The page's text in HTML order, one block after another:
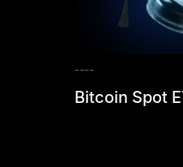
----
Bitcoin Spot